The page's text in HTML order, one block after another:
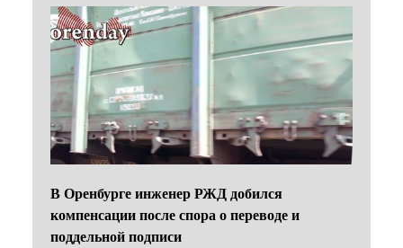
В Оренбурге инженер РЖД добился
компенсации после спора о переводе и
поддельной подписи